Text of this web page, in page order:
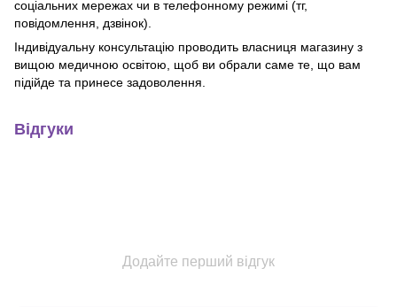
соціальних мережах чи в телефонному режимі (тг,
повідомлення, дзвінок).
Індивідуальну консультацію проводить власниця магазину з
вищою медичною освітою, щоб ви обрали саме те, що вам
підійде та принесе задоволення.
Відгуки
Додайте перший відгук